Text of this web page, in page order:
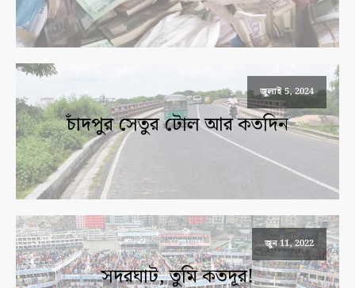
জুলাই 5, 2024
চাঁদপুর সেতুর টোল আর কতদিন
জুন 11, 2022
সদরঘাট, তুমি কতদূর!